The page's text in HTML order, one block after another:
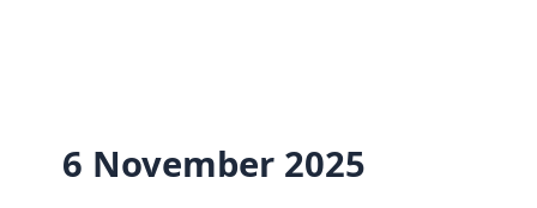
6 November 2025